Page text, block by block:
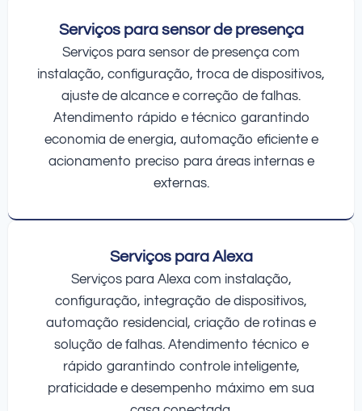
Serviços para sensor de presença
Serviços para sensor de presença com
instalação, configuração, troca de dispositivos,
ajuste de alcance e correção de falhas.
Atendimento rápido e técnico garantindo
economia de energia, automação eficiente e
acionamento preciso para áreas internas e
externas.
Serviços para Alexa
Serviços para Alexa com instalação,
configuração, integração de dispositivos,
automação residencial, criação de rotinas e
solução de falhas. Atendimento técnico e
rápido garantindo controle inteligente,
praticidade e desempenho máximo em sua